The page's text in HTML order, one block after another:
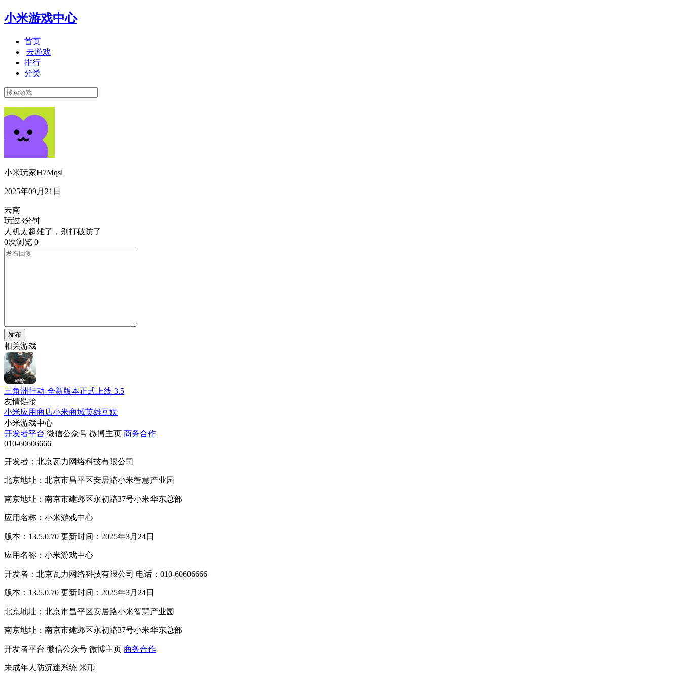
小米游戏中心
首页
云游戏
排行
分类
小米玩家H7Mqsl
2025年09月21日
云南
玩过3分钟
人机太超雄了，别打破防了
0次浏览 0
发布
相关游戏
三角洲行动-全新版本正式上线 3.5
友情链接
小米应用商店小米商城英雄互娱
小米游戏中心
开发者平台 微信公众号 微博主页 商务合作
010-60606666
开发者：北京瓦力网络科技有限公司
北京地址：北京市昌平区安居路小米智慧产业园
南京地址：南京市建邺区永初路37号小米华东总部
应用名称：小米游戏中心
版本：13.5.0.70 更新时间：2025年3月24日
应用名称：小米游戏中心
开发者：北京瓦力网络科技有限公司 电话：010-60606666
版本：13.5.0.70 更新时间：2025年3月24日
北京地址：北京市昌平区安居路小米智慧产业园
南京地址：南京市建邺区永初路37号小米华东总部
开发者平台 微信公众号 微博主页 商务合作
未成年人防沉迷系统 米币